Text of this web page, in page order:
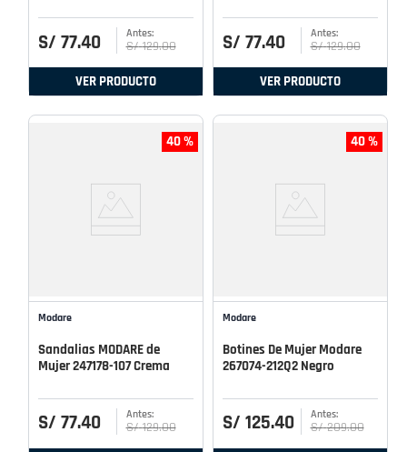
S/ 77.40 S/ 129.00
VER PRODUCTO
S/ 77.40 S/ 129.00
VER PRODUCTO
40 %
Modare
Sandalias MODARE de
Mujer 247178-107 Crema
S/ 77.40 S/ 129.00
40 %
Modare
Botines De Mujer Modare
267074-212Q2 Negro
S/ 125.40 S/ 209.00